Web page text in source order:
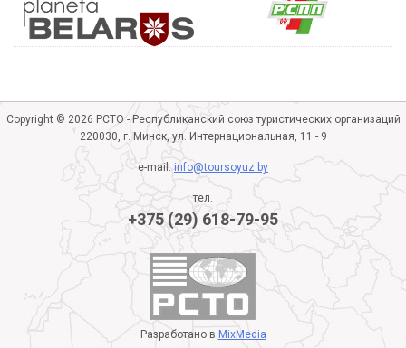
Copyright © 2026 РСТО - Республиканский союз туристических организаций
220030, г. Минск, ул. Интернациональная, 11 - 9
e-mail:info@toursoyuz.by
тел.
+375 (29) 618-79-95
Разработано в MixMedia